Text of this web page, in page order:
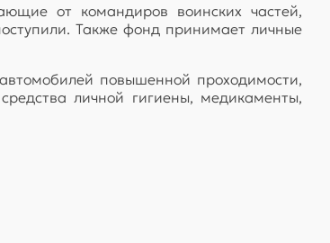
от командиров воинских частей,
Также фонд принимает личные
повышенной проходимости,
личной гигиены, медикаменты,